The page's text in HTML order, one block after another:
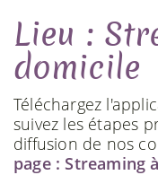
Lieu :
domicile
Téléchargez
suivez les étapes
diffusion de nos
page : Streaming